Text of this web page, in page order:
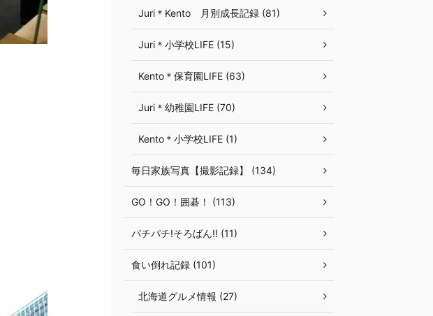
Juri＊Kento 月別成長記録 (81)
Juri＊小学校LIFE (15)
Kento＊保育園LIFE (63)
Juri＊幼稚園LIFE (70)
Kento＊小学校LIFE (1)
毎日家族写真【撮影記録】 (134)
GO！GO！囲碁！ (113)
パチパチ!そろばん!! (11)
食い倒れ記録 (101)
北海道グルメ情報 (27)